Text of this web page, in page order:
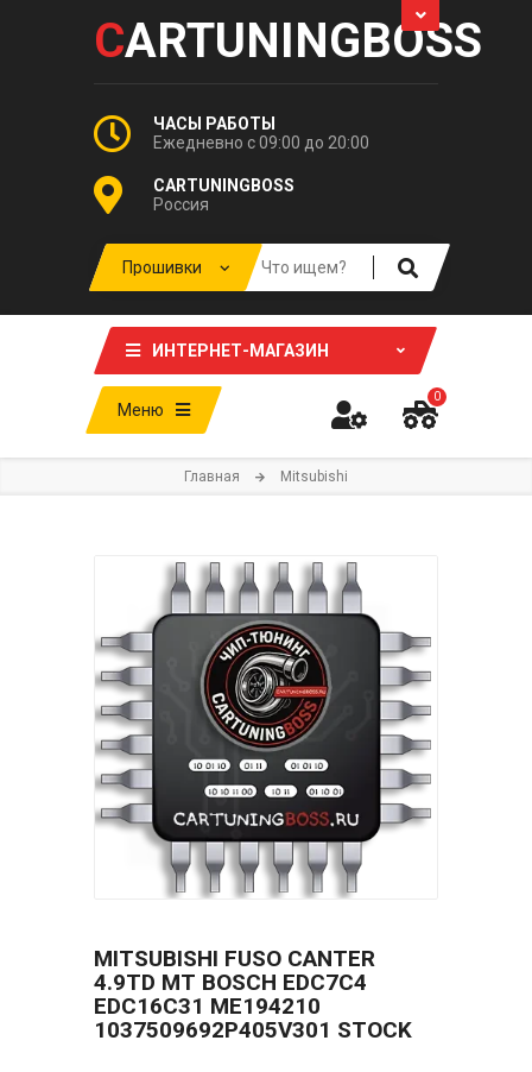
CARTUNINGBOSS
ЧАСЫ РАБОТЫ
Ежедневно с 09:00 до 20:00
CARTUNINGBOSS
Россия
ИНТЕРНЕТ-МАГАЗИН
Меню
0
Главная Mitsubishi
MITSUBISHI FUSO CANTER
4.9TD MT BOSCH EDC7C4
EDC16C31 ME194210
1037509692P405V301 STOCK